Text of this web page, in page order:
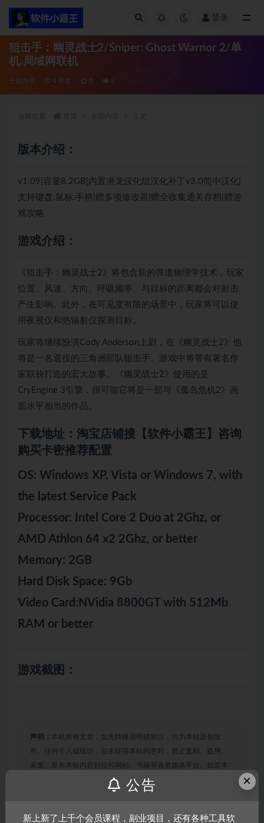
登录
狙击手：幽灵战士2/Sniper: Ghost Warrior 2/单
机.局域网联机
全部内容 4 年前 0 5
版本介绍：
v1.09|容量8.2GB|内置潜龙汉化组汉化补丁v3.0简中汉化|
支持键盘.鼠标.手柄|赠多项修改器|赠全收集通关存档|赠游
戏攻略
游戏介绍：
《狙击手：幽灵战士2》将包含新的弹道物理学技术，玩家
位置、风速、方向、呼吸频率、与目标的距离都会对射击
产生影响。此外，在可见度有限的场景中，玩家将可以使
用夜视仪和热辐射仪探测目标。
玩家将继续扮演Cody Anderson上尉，在《幽灵战士2》他
将是一名退役的三角洲部队狙击手。游戏中将带有著名作
家联袂打造的宏大故事。《幽灵战士2》使用的是
CryEngine 3引擎，很可能它将是一部与《孤岛危机2》画
面水平相当的作品。
下载地址：淘宝店铺搜【软件小霸王】咨询
购买卡密推荐配置
OS: Windows XP, Vista or Windows 7, with
the latest Service Pack
Processor: Intel Core 2 Duo at 2Ghz, or
AMD Athlon 64 x2 2Ghz, or better
Memory: 2GB
Hard Disk Space: 9Gb
Video Card:NVidia 8800GT with 512Mb
RAM or better
游戏截图：
声明： 本站所有文章，如无特殊说明或标注，均为本站原创发
布。任何个人或组织，在未征得本站同意时，禁止复制、盗用、
采集、发布本站内容到任何网站、书籍等各类媒体平台。如若本
站内容侵犯了原著者的合法权益，可联系我们进行处理。
×
公告
新上新了上千个会员课程，副业项目，还有各种工具软